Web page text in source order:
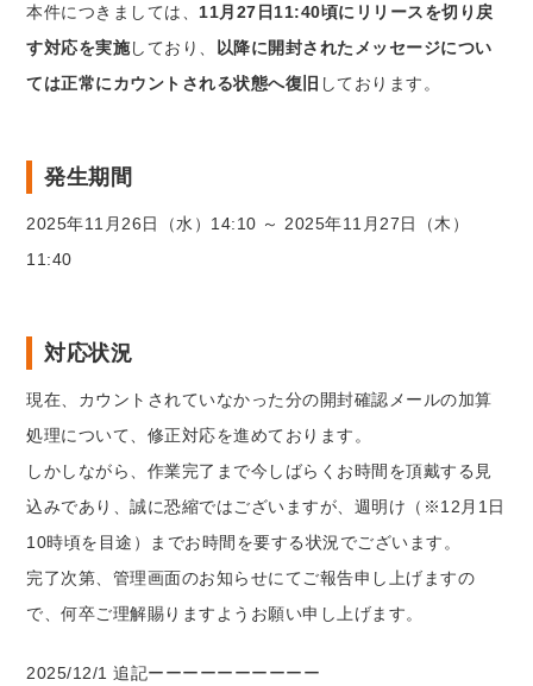
本件につきましては、 11月27日11:40頃にリリースを切り戻
す対応を実施しており、
以降に開封されたメッセージについ
ては正常にカウントされる状態へ復旧 しております。
発生期間
2025年11月26日（水）14:10 ～ 2025年11月27日（木）
11:40
対応状況
現在、カウントされていなかった分の開封確認メールの加算
処理について、修正対応を進めております。
しかしながら、作業完了まで今しばらくお時間を頂戴する見
込みであり、誠に恐縮ではございますが、週明け（※12月1日
10時頃を目途）までお時間を要する状況でございます。
完了次第、管理画面のお知らせにてご報告申し上げますの
で、何卒ご理解賜りますようお願い申し上げます。
2025/12/1 追記ーーーーーーーーーー